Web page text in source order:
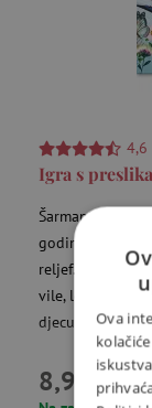
4,6
Igra s
Šarmantan
godina. Paket
reljef. Djeca
vile, leptire,
djecu od oko 4
8,99 €
Ova